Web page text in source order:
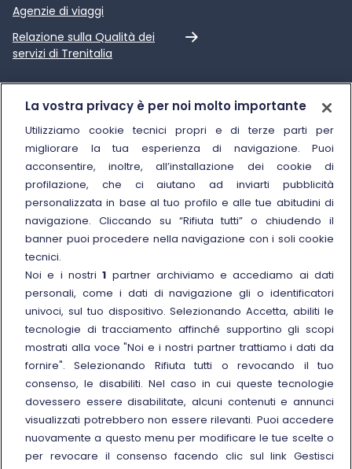
Agenzie di viaggi
Relazione sulla Qualità dei
servizi di Trenitalia
Link esterno
Chi siamo
Sostenibilità
Trenitalia for Business
Manuale di Conservazione
Link esterno
Carriere
Link esterno
La Freccia Mag
Link esterno
Noleggia un treno charter
Viaggi di gruppo
Seguici sui social
La vostra privacy è per noi molto importante
Utilizziamo cookie tecnici propri e di terze parti per
migliorare la tua esperienza di navigazione. Puoi
acconsentire, inoltre, all’installazione dei cookie di
profilazione, che ci aiutano ad inviarti pubblicità
personalizzata in base al tuo profilo e alle tue abitudini di
navigazione. Cliccando su “Rifiuta tutti” o chiudendo il
banner puoi procedere nella navigazione con i soli cookie
tecnici.
Noi e i nostri1 partner archiviamo e accediamo ai dati
personali, come i dati di navigazione gli o identificatori
univoci, sul tuo dispositivo. Selezionando Accetta, abiliti le
tecnologie di tracciamento affinché supportino gli scopi
mostrati alla voce "Noi e i nostri partner trattiamo i dati da
fornire". Selezionando Rifiuta tutti o revocando il tuo
consenso, le disabiliti. Nel caso in cui queste tecnologie
dovessero essere disabilitate, alcuni contenuti e annunci
visualizzati potrebbero non essere rilevanti. Puoi accedere
nuovamente a questo menu per modificare le tue scelte o
per revocare il consenso facendo clic sul link Gestisci